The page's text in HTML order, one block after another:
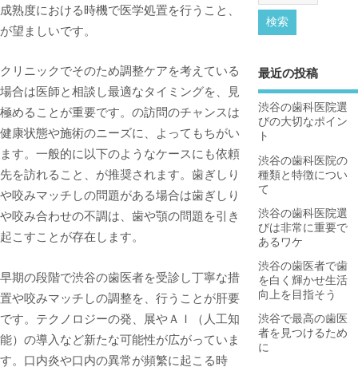
成熟度における時機で医学処置を行うこと、
が望ましいです。
クリニックでそのため調整ケアを考えている
場合は医師と相談し最適なタイミングを、見
極めることが重要です。の訪問のチャンスは
健康状態や施術のニーズに、よってもちがい
ます。一般的に以下のようなケースにも依頼
先を訪れること、が推奨されます。歯ぎしり
や咬みマッチしの問題がある場合は歯ぎしり
や咬み合わせの不調は、歯や顎の問題を引き
起こすことが存在します。
早期の段階で渋谷の歯医者を受診し丁寧な措
置や咬みマッチしの調整を、行うことが肝要
です。テクノロジーの発、展やＡＩ（人工知
能）の導入など新たな可能性が広がっていま
す。口内炎や口内の異常が頻繁に起こる時
最近の投稿
渋谷の歯科医院選
びの大切なポイン
ト
渋谷の歯科医院の
種類と特徴につい
て
渋谷の歯科医院選
びは非常に重要で
あるワケ
渋谷の歯医者で歯
を白く輝かせ生活
向上を目指そう
渋谷で最高の歯医
者を見つけるため
に